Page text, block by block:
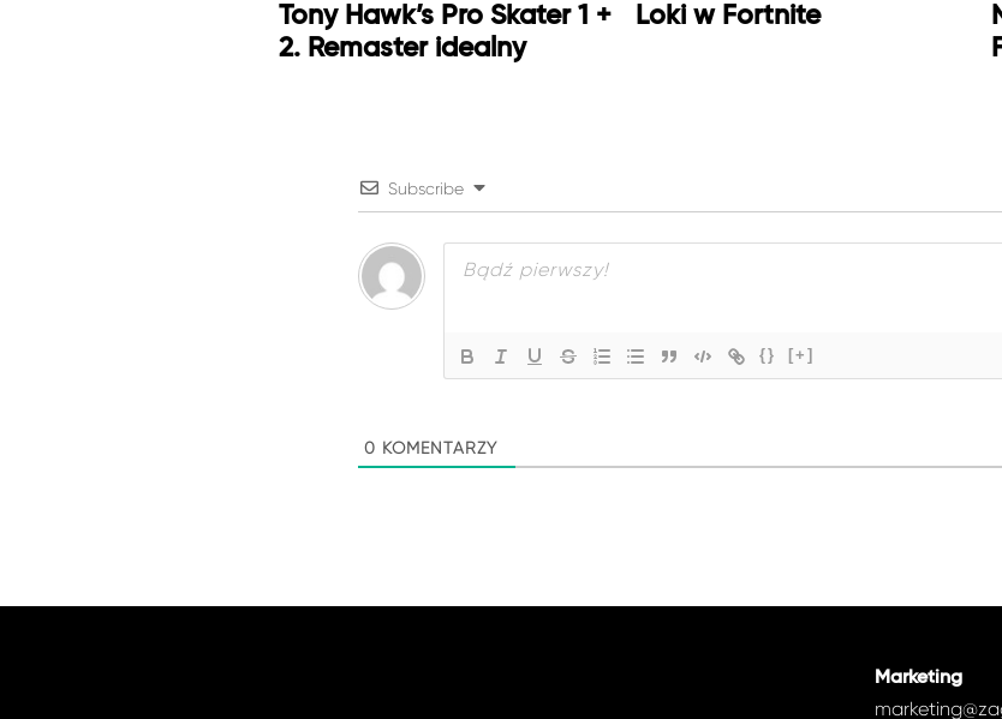
Tony Hawk’s Pro Skater 1 +
2. Remaster idealny
Loki w Fortnite
Subscribe
{} [+]
0 KOMENTARZY
Marketing